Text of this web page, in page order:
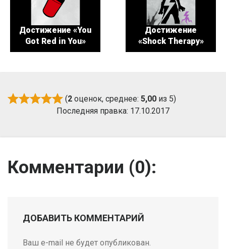
Достижение «You
Got Red in You»
Достижение
«Shock Therapy»
(2 оценок, среднее: 5,00 из 5)
Последняя правка: 17.10.2017
Комментарии (0):
ДОБАВИТЬ КОММЕНТАРИЙ
Ваш e-mail не будет опубликован.